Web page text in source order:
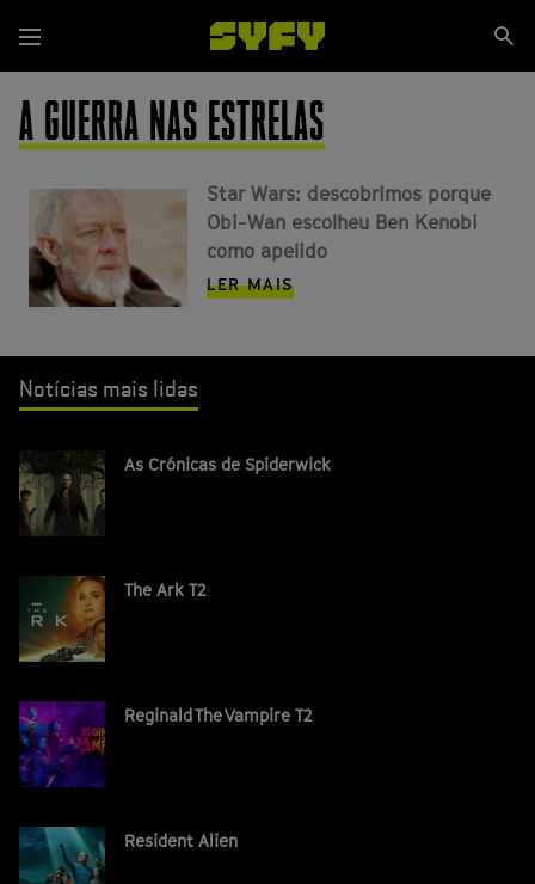
para
o
conteúdo
principal
Menu
A GUERRA NAS ESTRELAS
Star Wars: descobrimos porque
Obi-Wan escolheu Ben Kenobi
como apelido
LER MAIS
Notícias mais lidas
As Crónicas de Spiderwick
The Ark T2
Reginald The Vampire T2
Resident Alien